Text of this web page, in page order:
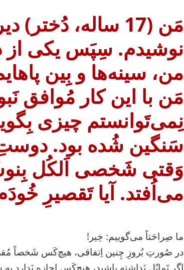
مَن (17 ساله،
نوشیدم. سِپَس یکی از
من، سینه‌ها و بِین
مَن با این کار مُوافق
نِمی‌تَوانستم چیزی
سَنگین شُده بود.
وَقتی شَخصی اَلکُل
می‌اُفتد. آیا تَقصیرِ
ما صِراحَتاً می‌گوییم: خِیر!
در صُورتِ بُروزِ چِنین اِتفاقی، هیچ‌کَس شَخصاً